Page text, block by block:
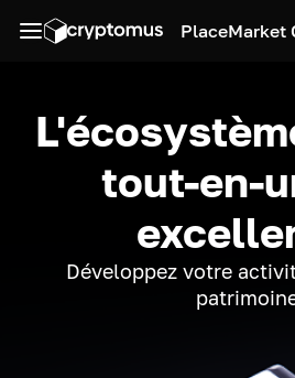
PlaceMarket
tout-en-
Développez votre